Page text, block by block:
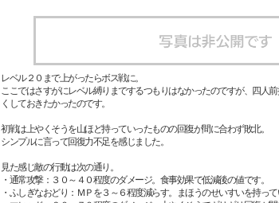
レベル２０まで上がったらボス戦に。
ここではさすがにレベル縛りまでするつもりはなかったのですが、四人
くしておきたかったのです。
初戦は上やくそうを山ほど持っていったものの回復が間に合わず敗北。
シンプルに言って回復力不足を感じました。
見た感じ敵の行動は次の通り。
・通常攻撃：３０～４０程度のダメージ。食事効果で低減後の値です。
・ふしぎなおどり：ＭＰを３～６程度減らす。まほうのせいすいを持っ